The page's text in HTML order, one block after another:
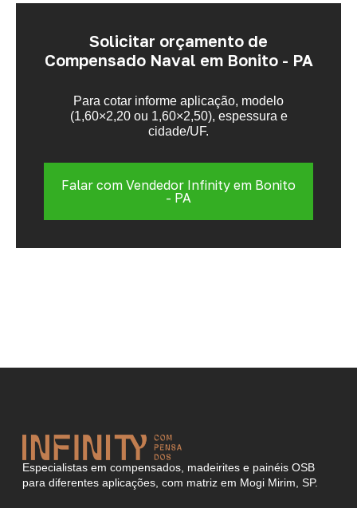
Solicitar orçamento de
Compensado Naval em Bonito - PA
Para cotar informe aplicação, modelo
(1,60×2,20 ou 1,60×2,50), espessura e
cidade/UF.
Falar com Vendedor Infinity em Bonito
- PA
Especialistas em compensados, madeirites e painéis OSB
para diferentes aplicações, com matriz em Mogi Mirim, SP.